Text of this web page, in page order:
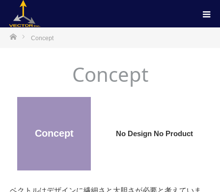
ホームConcept
Concept
Concept No Design No Product
ベクトルはデザインに繊細さと大胆さが必要と考えていま